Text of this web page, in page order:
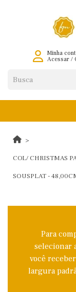
Minha
Acessar/
COL/ CHRISTMAS
SOUSPLAT -
Para
selecionar
você
largura